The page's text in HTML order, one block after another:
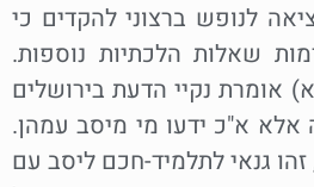
לנופש ברצוני להקדים כי
שאלות הלכתיות נוספות.
אומרת נקיי הדעת בירושלים
אלא א"כ ידעו מי מיסב עמהן.
גנאי לתלמיד-חכם ליסב עם